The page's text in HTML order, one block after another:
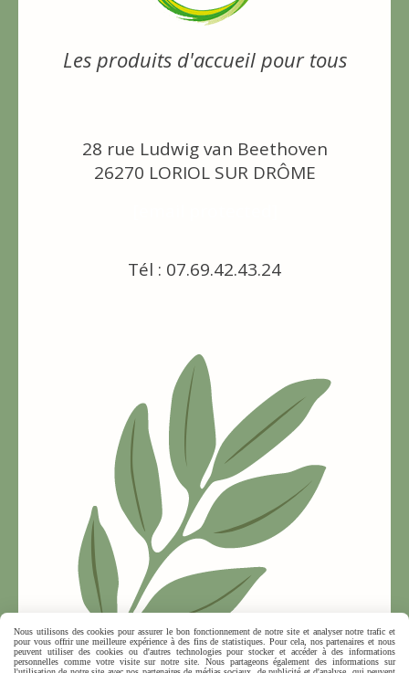
Les produits d'accueil pour tous
28 rue Ludwig van Beethoven
26270 LORIOL SUR DRÔME
Tél : 07.69.42.43.24
Nous utilisons des cookies pour assurer le bon fonctionnement de notre site et analyser notre trafic et
pour vous offrir une meilleure expérience à des fins de statistiques. Pour cela, nos partenaires et nous
peuvent utiliser des cookies ou d'autres technologies pour stocker et accéder à des informations
personnelles comme votre visite sur notre site. Nous partageons également des informations sur